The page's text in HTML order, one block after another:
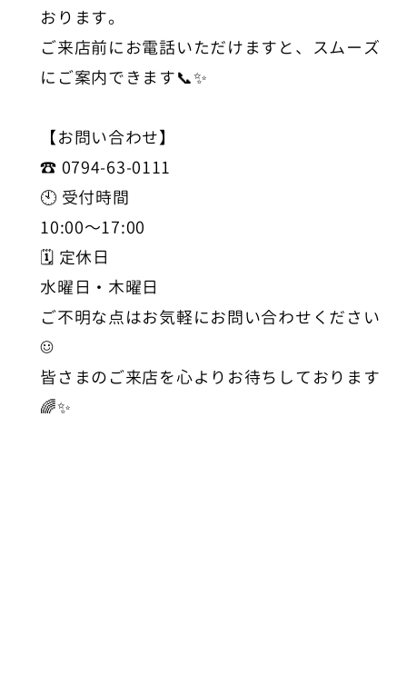
おります。
ご来店前にお電話いただけますと、スムーズ
にご案内できます📞✨
【お問い合わせ】
☎️ 0794-63-0111
🕙 受付時間
10:00〜17:00
🗓 定休日
水曜日・木曜日
ご不明な点はお気軽にお問い合わせください
☺️
皆さまのご来店を心よりお待ちしております
🌈✨